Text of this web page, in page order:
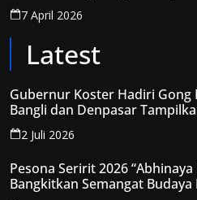
7 April 2026
Latest
Gubernur Koster Hadiri Gong
Bangli dan Denpasar
Spiritual
2 Juli 2026
Pesona Seririt 2026
Bangkitkan Semangat